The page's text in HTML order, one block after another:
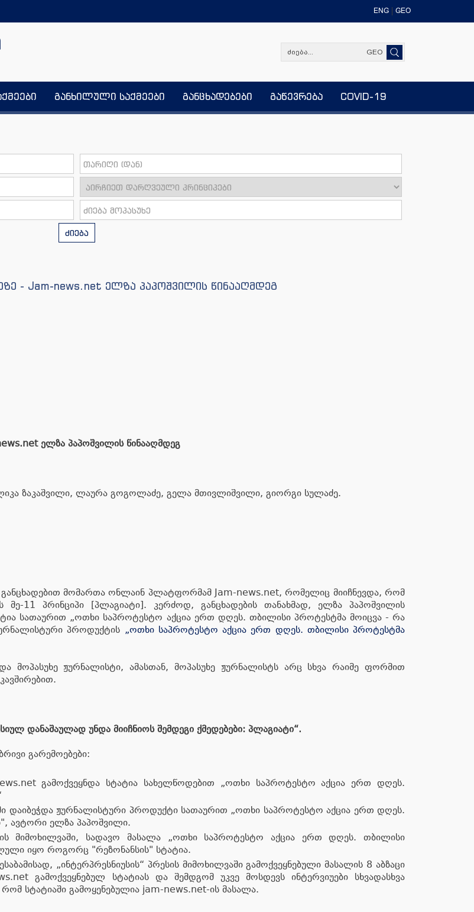
ENG GEO
GEO
განხილული საქმეები განცხადებები გაწევრება COVID-19
ძიება
- Jam-news.net ელზა პაპოშვილის წინააღმდეგ
ელზა პაპოშვილის წინააღმდეგ
ზაკაშვილი, ლაურა გოგოლაძე, გელა მთივლიშვილი, გიორგი სულაძე.
მომართა ონლაინ პლატფორმამ Jam-news.net, რომელიც მიიჩნევდა, რომ
11 პრინციპი [პლაგიატი]. კერძოდ, განცხადების თანახმად, ელზა პაპოშვილის
სათაურით „ოთხი საპროტესტო აქცია ერთ დღეს. თბილისი პროტესტმა მოიცვა - რა
პროდუქტის „ოთხი საპროტესტო აქცია ერთ დღეს. თბილისი პროტესტმა
მოპასუხე ჟურნალისტი, ამასთან, მოპასუხე ჟურნალისტს არც სხვა რაიმე ფორმით
დანაშაულად უნდა მიიჩნიოს შემდეგი ქმედებები: პლაგიატი“.
გარემოებები:
გამოქვეყნდა სტატია სახელწოდებით „ოთხი საპროტესტო აქცია ერთ დღეს.
დაიბეჭდა ჟურნალისტური პროდუქტი სათაურით „ოთხი საპროტესტო აქცია ერთ დღეს.
ავტორი ელზა პაპოშვილი.
მიმოხილვაში, სადავო მასალა „ოთხი საპროტესტო აქცია ერთ დღეს. თბილისი
იყო როგორც "რეზონანსის" სტატია.
„ინტერპრესნიუსის“ პრესის მიმოხილვაში გამოქვეყნებული მასალის 8 აბზაცი
გამოქვეყნებულ სტატიას და შემდგომ უკვე მოსდევს ინტერვიუები სხვადასხვა
სტატიაში გამოყენებულია jam-news.net-ის მასალა.